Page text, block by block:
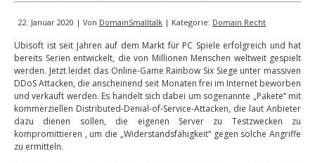
22. Januar 2020 | Von DomainSmalltalk | Kategorie: Domain Recht
Ubisoft ist seit Jahren auf dem Markt für PC Spiele erfolgreich und hat
bereits Serien entwickelt, die von Millionen Menschen weltweit gespielt
werden. Jetzt leidet das Online-Game Rainbow Six Siege unter massiven
DDoS Attacken, die anscheinend seit Monaten frei im Internet beworben
und verkauft werden. Es handelt sich dabei um sogenannte „Pakete“ mit
kommerziellen Distributed-Denial-of-Service-Attacken, die laut Anbieter
dazu dienen sollen, die eigenen Server zu Testzwecken zu
kompromittieren , um die „Widerstandsfähigkeit“ gegen solche Angriffe
zu ermitteln.